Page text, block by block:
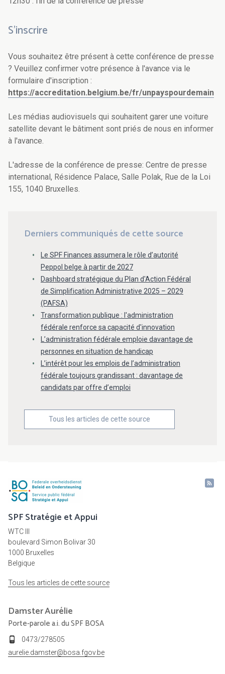
S'inscrire
Vous souhaitez être présent à cette conférence de presse
? Veuillez confirmer votre présence à l'avance via le
formulaire d'inscription :
https://accreditation.belgium.be/fr/unpayspourdemain
Les médias audiovisuels qui souhaitent garer une voiture
satellite devant le bâtiment sont priés de nous en informer
à l'avance.
L'adresse de la conférence de presse: Centre de presse
international, Résidence Palace, Salle Polak, Rue de la Loi
155, 1040 Bruxelles.
Derniers communiqués de cette source
Le SPF Finances assumera le rôle d’autorité
Peppol belge à partir de 2027
Dashboard stratégique du Plan d'Action Fédéral
de Simplification Administrative 2025 – 2029
(PAFSA)
Transformation publique : l'administration
fédérale renforce sa capacité d'innovation
L’administration fédérale emploie davantage de
personnes en situation de handicap
L’intérêt pour les emplois de l’administration
fédérale toujours grandissant : davantage de
candidats par offre d’emploi
Tous les articles de cette source
SPF Stratégie et Appui
WTC III
boulevard Simon Bolivar 30
1000 Bruxelles
Belgique
Tous les articles de cette source
DamsterAurélie
Porte-parole a.i. du SPF BOSA
0473/278505
aurelie.damster@bosa.fgov.be